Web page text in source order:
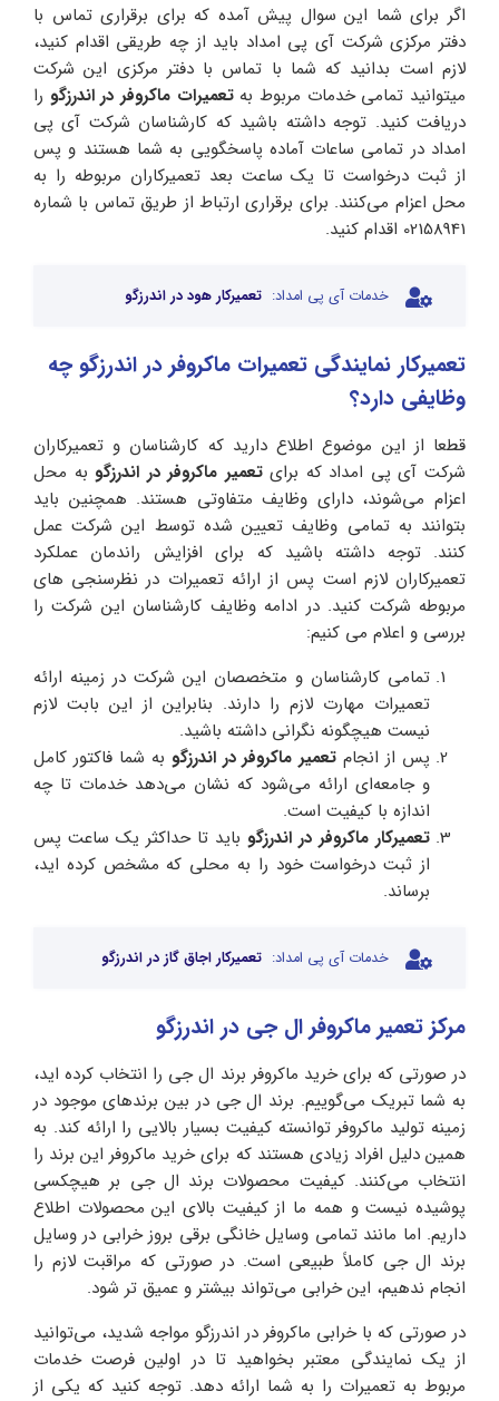
اگر برای شما این سوال پیش آمده که برای برقراری تماس با
دفتر مرکزی شرکت آی پی امداد باید از چه طریقی اقدام کنید،
لازم است بدانید که شما با تماس با دفتر مرکزی این شرکت
میتوانید تمامی خدمات مربوط به تعمیرات ماکروفر در اندرزگو را
دریافت کنید. توجه داشته باشید که کارشناسان شرکت آی پی
امداد در تمامی ساعات آماده پاسخگویی به شما هستند و پس
از ثبت درخواست تا یک ساعت بعد تعمیرکاران مربوطه را به
محل اعزام می‌کنند. برای برقراری ارتباط از طریق تماس با شماره
02158941 اقدام کنید.
خدمات آی پی امداد: تعمیرکار هود در اندرزگو
تعمیرکار نمایندگی تعمیرات ماکروفر در اندرزگو چه
وظایفی دارد؟
قطعا از این موضوع اطلاع دارید که کارشناسان و تعمیرکاران
شرکت آی پی امداد که برایتعمیر ماکروفر در اندرزگو به محل
اعزام می‌شوند، دارای وظایف متفاوتی هستند. همچنین باید
بتوانند به تمامی وظایف تعیین شده توسط این شرکت عمل
کنند. توجه داشته باشید که برای افزایش راندمان عملکرد
تعمیرکاران لازم است پس از ارائه تعمیرات در نظرسنجی های
مربوطه شرکت کنید. در ادامه وظایف کارشناسان این شرکت را
بررسی و اعلام می کنیم:
تمامی کارشناسان و متخصصان این شرکت در زمینه ارائه
تعمیرات مهارت لازم را دارند. بنابراین از این بابت لازم
نیست هیچگونه نگرانی داشته باشید.
پس از انجامتعمیر ماکروفر در اندرزگو به شما فاکتور کامل
و جامعه‌ای ارائه می‌شود که نشان می‌دهد خدمات تا چه
اندازه با کیفیت است.
تعمیرکار ماکروفر در اندرزگو باید تا حداکثر یک ساعت پس
از ثبت درخواست خود را به محلی که مشخص کرده اید،
برساند.
خدمات آی پی امداد: تعمیرکار اجاق گاز در اندرزگو
مرکز تعمیر ماکروفر ال جی در اندرزگو
در صورتی که برای خرید ماکروفر برند ال جی را انتخاب کرده اید،
به شما تبریک می‌گوییم. برند ال‌ جی در بین برندهای موجود در
زمینه تولید ماکروفر توانسته کیفیت بسیار بالایی را ارائه کند. به
همین دلیل افراد زیادی هستند که برای خرید ماکروفر این برند را
انتخاب می‌کنند. کیفیت محصولات برند ال جی بر هیچکسی
پوشیده نیست و همه ما از کیفیت بالای این محصولات اطلاع
داریم. اما مانند تمامی وسایل خانگی برقی بروز خرابی در وسایل
برند ال جی کاملاً طبیعی است. در صورتی که مراقبت لازم را
انجام ندهیم، این خرابی می‌تواند بیشتر و عمیق تر شود.
در صورتی که با خرابی ماکروفر در اندرزگو مواجه شدید، می‌توانید
از یک نمایندگی معتبر بخواهید تا در اولین فرصت خدمات
مربوط به تعمیرات را به شما ارائه دهد. توجه کنید که یکی از